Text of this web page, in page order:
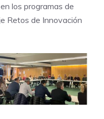
los programas de
Retos de Innovación